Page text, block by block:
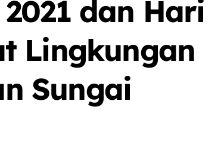
dan Hari
Lingkungan
Sungai
Sorot